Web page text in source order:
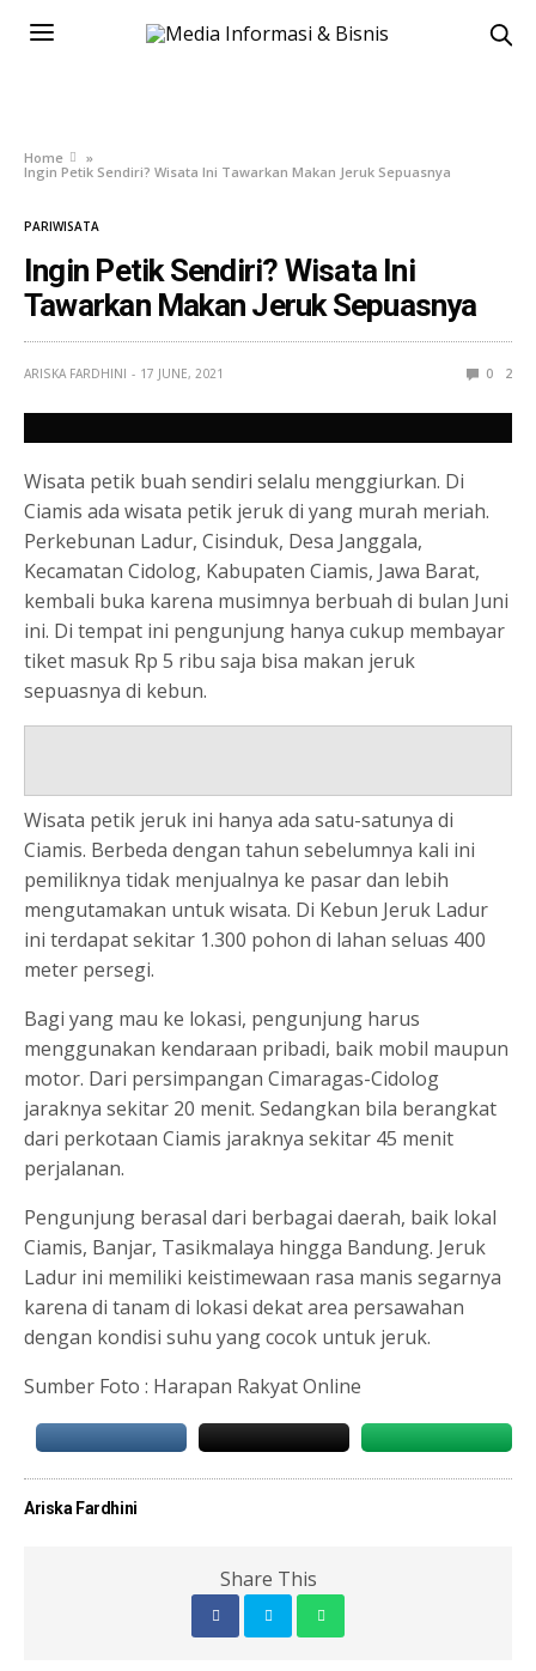
Home
»
Ingin Petik Sendiri? Wisata Ini Tawarkan Makan Jeruk Sepuasnya
PARIWISATA
Ingin Petik Sendiri? Wisata Ini
Tawarkan Makan Jeruk Sepuasnya
ARISKA FARDHINI 17 JUNE, 2021 0 2
Wisata petik buah sendiri selalu menggiurkan. Di
Ciamis ada wisata petik jeruk di yang murah meriah.
Perkebunan Ladur, Cisinduk, Desa Janggala,
Kecamatan Cidolog, Kabupaten Ciamis, Jawa Barat,
kembali buka karena musimnya berbuah di bulan Juni
ini. Di tempat ini pengunjung hanya cukup membayar
tiket masuk Rp 5 ribu saja bisa makan jeruk
sepuasnya di kebun.
Wisata petik jeruk ini hanya ada satu-satunya di
Ciamis. Berbeda dengan tahun sebelumnya kali ini
pemiliknya tidak menjualnya ke pasar dan lebih
mengutamakan untuk wisata. Di Kebun Jeruk Ladur
ini terdapat sekitar 1.300 pohon di lahan seluas 400
meter persegi.
Bagi yang mau ke lokasi, pengunjung harus
menggunakan kendaraan pribadi, baik mobil maupun
motor. Dari persimpangan Cimaragas-Cidolog
jaraknya sekitar 20 menit. Sedangkan bila berangkat
dari perkotaan Ciamis jaraknya sekitar 45 menit
perjalanan.
Pengunjung berasal dari berbagai daerah, baik lokal
Ciamis, Banjar, Tasikmalaya hingga Bandung. Jeruk
Ladur ini memiliki keistimewaan rasa manis segarnya
karena di tanam di lokasi dekat area persawahan
dengan kondisi suhu yang cocok untuk jeruk.
Sumber Foto : Harapan Rakyat Online
Ariska Fardhini
Share This